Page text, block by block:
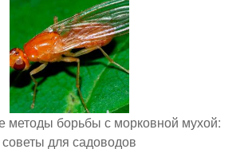
борьбы с морковной мухой:
советы для садоводов